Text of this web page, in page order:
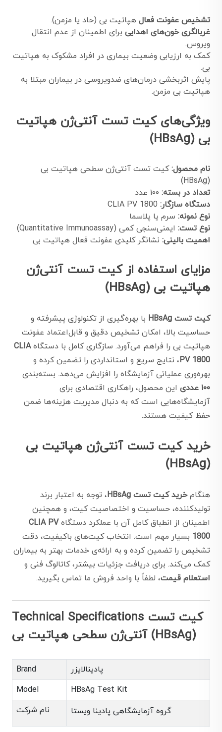
تشخیص عفونت فعال هپاتیت بی (حاد یا مزمن).
غربالگری خون‌های اهدایی برای اطمینان از عدم انتقال
ویروس.
کمک به ارزیابی وضعیت بیماری در افراد مشکوک به هپاتیت
بی.
پایش اثربخشی درمان‌های ضدویروسی در بیماران مبتلا به
هپاتیت بی مزمن.
ویژگی‌های کیت تست آنتی‌ژن هپاتیت
بی (HBsAg)
نام محصول:کیت تست آنتی‌ژن سطحی هپاتیت بی
(HBsAg)
تعداد در بسته:
دستگاه سازگار:
نوع نمونه: سرم یا پلاسما
نوع تست: ایمنی‌سنجی کمی (Quantitative Immunoassay)
اهمیت بالینی: نشانگر کلیدی عفونت فعال هپاتیت بی
مزایای استفاده از کیت تست آنتی‌ژن
هپاتیت بی (HBsAg)
کیت تست HBsAg
با بهره‌گیری از تکنولوژی پیشرفته و
حساسیت بالا، امکان تشخیص دقیق و قابل‌اعتماد عفونت
هپاتیت بی را فراهم می‌آورد. سازگاری کامل با دستگاهCLIA
PV 1800، نتایج سریع و استانداردی را تضمین کرده و
بهره‌وری عملیاتی آزمایشگاه را افزایش می‌دهد. بسته‌بندی
۱۰۰ عددی
این محصول، راهکاری اقتصادی برای
آزمایشگاه‌هایی است که به دنبال مدیریت هزینه‌ها ضمن
حفظ کیفیت هستند.
خرید کیت تست آنتی‌ژن هپاتیت بی
(HBsAg)
هنگامخرید کیت تست HBsAg
، توجه به اعتبار برند
تولیدکننده، حساسیت و اختصاصیت کیت، و همچنین
اطمینان از انطباق کامل آن با عملکرد دستگاهCLIA PV
1800 بسیار مهم است. انتخاب کیت‌های باکیفیت، دقت
تشخیص را تضمین کرده و به ارائه‌ی خدمات بهتر به بیماران
کمک می‌کند. برای دریافت جزئیات بیشتر، کاتالوگ فنی و
استعلام قیمت، لطفاً با واحد فروش ما تماس بگیرید.
Technical Specifications کیت تست
آنتی‌ژن سطحی هپاتیت بی (HBsAg)
Brand
پادینالایزر
Model
HBsAg Test Kit
نام شرکت
گروه آزمایشگاهی پادینا ویستا